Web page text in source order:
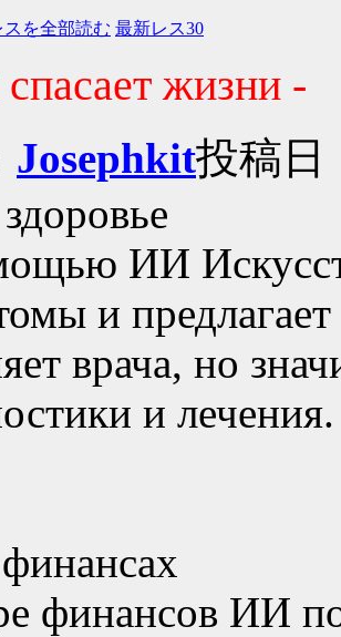
スを全部読む 最新レス30
жизни -
Josephkit投稿日
ИИ
и
врача, но
и лечения.
финансов ИИ